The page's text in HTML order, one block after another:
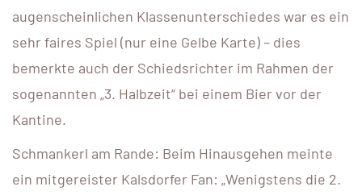
augenscheinlichen Klassenunterschiedes war es ein
sehr faires Spiel (nur eine Gelbe Karte) – dies
bemerkte auch der Schiedsrichter im Rahmen der
sogenannten „3. Halbzeit“ bei einem Bier vor der
Kantine.
Schmankerl am Rande: Beim Hinausgehen meinte
ein mitgereister Kalsdorfer Fan: „Wenigstens die 2.